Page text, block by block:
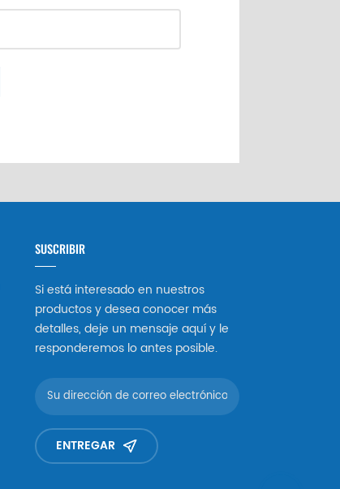
SUSCRIBIR
Si está interesado en nuestros
productos y desea conocer más
detalles, deje un mensaje aquí y le
responderemos lo antes posible.
ENTREGAR